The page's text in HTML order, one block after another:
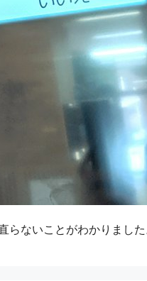
らないことがわかりまし